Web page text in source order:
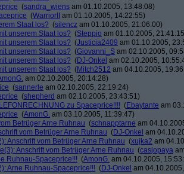
(sandra_wiens am 01.10.2005, 13:48:08)
(WarriorII
am 01.10.2005, 14:22:55)
Staat los? (silencz am 01.10.2005, 21:06:00)
unserem Staat los? (Steppio am 01.10.2005,
unserem Staat los? (Justicia2409 am 01.10.2005,
unserem Staat los? (Giovanni_S am 02.10.2005,
unserem Staat los? (DJ-Onkel am 02.10.2005,
unserem Staat los? (Mitch2512 am 04.10.2005,
am 02.10.2005, 20:14:28)
(sannerle am 02.10.2005, 22:19:24)
(shepherd am 02.10.2005, 23:43:51)
zu Spaceprice!!!! (Ebaytante am
(AmonG. am 03.10.2005, 11:39:47)
Betrüger Arne Ruhnau (schnapptarne am
vom Betrüger Arne Ruhnau (DJ-Onkel am
Anschrift vom Betrüger Arne Ruhnau (xujka2 am
Anschrift vom Betrüger Arne Ruhnau (casjopaya
Ruhnau-Spaceprice!!! (AmonG. am 04.10.2005,
Arne Ruhnau-Spaceprice!!! (DJ-Onkel am